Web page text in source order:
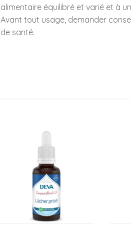
alimentaire équilibré et varié et à
Avant tout usage, demander
de santé.